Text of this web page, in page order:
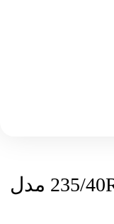
لاستیک تراینگل سایز 235/40R18 مدل